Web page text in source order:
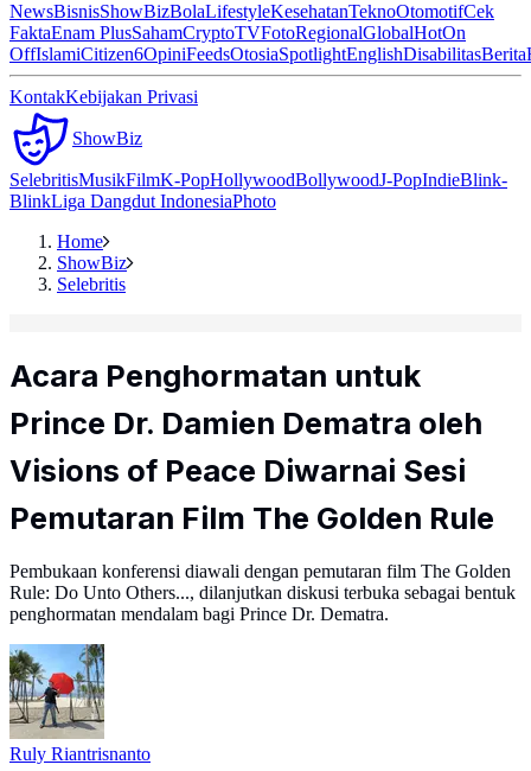
NewsBisnisShowBizBolaLifestyleKesehatanTeknoOtomotifCek
FaktaEnam PlusSahamCryptoTVFotoRegionalGlobalHotOn
OffIslamiCitizen6OpiniFeedsOtosiaSpotlightEnglishDisabilitasBerita
KontakKebijakan Privasi
ShowBiz
SelebritisMusikFilmK-PopHollywoodBollywoodJ-PopIndieBlink-
BlinkLiga Dangdut IndonesiaPhoto
Home
ShowBiz
Selebritis
Acara Penghormatan untuk
Prince Dr. Damien Dematra oleh
Visions of Peace Diwarnai Sesi
Pemutaran Film The Golden Rule
Pembukaan konferensi diawali dengan pemutaran film The Golden
Rule: Do Unto Others..., dilanjutkan diskusi terbuka sebagai bentuk
penghormatan mendalam bagi Prince Dr. Dematra.
Ruly Riantrisnanto